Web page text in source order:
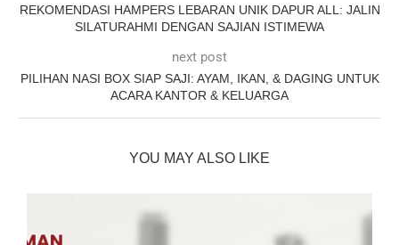
REKOMENDASI HAMPERS LEBARAN UNIK DAPUR ALL: JALIN
SILATURAHMI DENGAN SAJIAN ISTIMEWA
next post
PILIHAN NASI BOX SIAP SAJI: AYAM, IKAN, & DAGING UNTUK
ACARA KANTOR & KELUARGA
YOU MAY ALSO LIKE